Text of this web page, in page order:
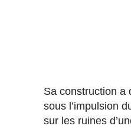
Sa construction a
sous l’impulsion
sur les ruines